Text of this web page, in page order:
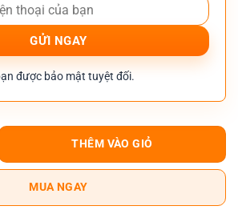
được bảo mật tuyệt đối.
e-Studio 6528A số lượng
THÊM VÀO GIỎ
MUA NGAY